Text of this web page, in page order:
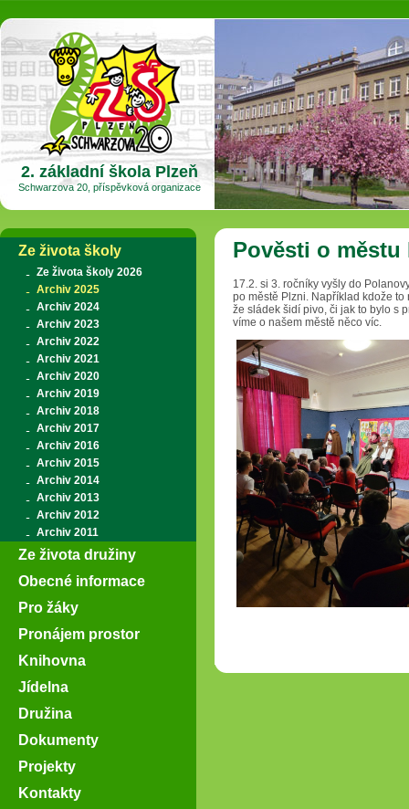
2. základní škola Plzeň
Schwarzova 20, příspěvková organizace
Pověsti o městu
17.2. si 3. ročníky vyšly do
po městě Plzni. Například kdože
že sládek šidí pivo, či jak to bylo s
víme o našem městě něco víc.
Ze života školy
Ze života školy 2026
Archiv 2025
Archiv 2024
Archiv 2023
Archiv 2022
Archiv 2021
Archiv 2020
Archiv 2019
Archiv 2018
Archiv 2017
Archiv 2016
Archiv 2015
Archiv 2014
Archiv 2013
Archiv 2012
Archiv 2011
Ze života družiny
Obecné informace
Pro žáky
Pronájem prostor
Knihovna
Jídelna
Družina
Dokumenty
Projekty
Kontakty